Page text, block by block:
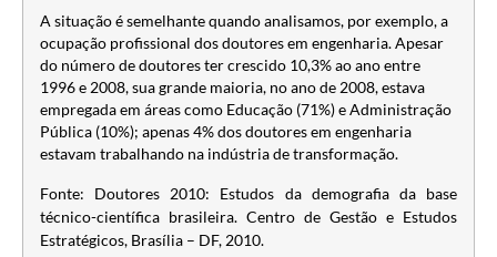
A situação é semelhante quando analisamos, por exemplo, a
ocupação profissional dos doutores em engenharia. Apesar
do número de doutores ter crescido 10,3% ao ano entre
1996 e 2008, sua grande maioria, no ano de 2008, estava
empregada em áreas como Educação (71%) e Administração
Pública (10%); apenas 4% dos doutores em engenharia
estavam trabalhando na indústria de transformação.
Fonte: Doutores 2010: Estudos da demografia da base
técnico-científica brasileira. Centro de Gestão e Estudos
Estratégicos, Brasília – DF, 2010.